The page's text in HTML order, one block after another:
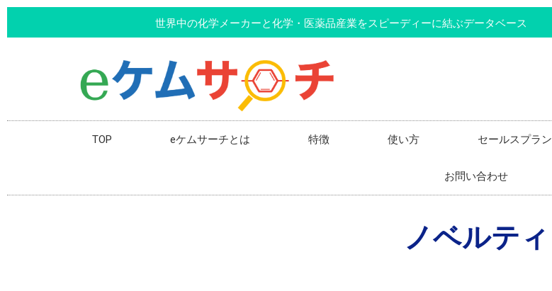
世界中の化学メーカーと化学・医薬品産業をスピーディーに結ぶデータベース
TOP eケムサーチとは 特徴 使い方 セールスプラン
お問い合わせ
ノベルティ